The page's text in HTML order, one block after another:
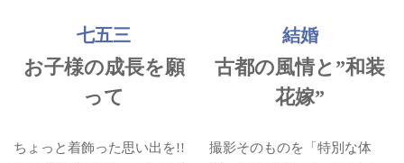
七五三
お子様の成長を願
って
ちょっと着飾った思い出を!!
結婚
古都の風情と”和装
花嫁”
撮影そのものを「特別な体